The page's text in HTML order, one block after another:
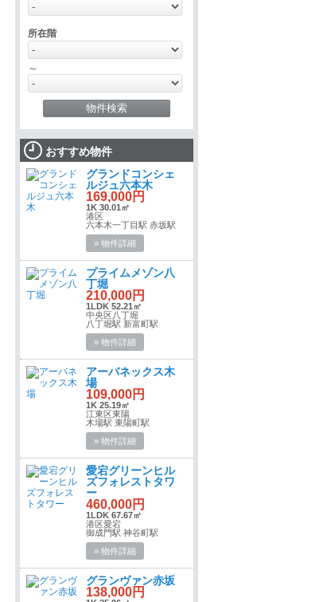
所在階
～
おすすめ物件
グランドコンシェ
ルジュ六本木
169,000円
1K 30.01㎡
港区
六本木一丁目駅 赤坂駅
» 物件詳細
プライムメゾン八
丁堀
210,000円
1LDK 52.21㎡
中央区八丁堀
八丁堀駅 新富町駅
» 物件詳細
アーバネックス木
場
109,000円
1K 25.19㎡
江東区東陽
木場駅 東陽町駅
» 物件詳細
愛宕グリーンヒル
ズフォレストタワ
ー
460,000円
1LDK 67.67㎡
港区愛宕
御成門駅 神谷町駅
» 物件詳細
グランヴァン赤坂
138,000円